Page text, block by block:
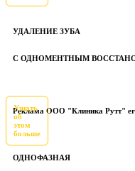
УДАЛЕНИЕ ЗУБА
С ОДНОМЕНТНЫМ
Реклама ООО "Клиника Рутт"
Узнать
об
этом
больше
ОДНОФАЗНАЯ